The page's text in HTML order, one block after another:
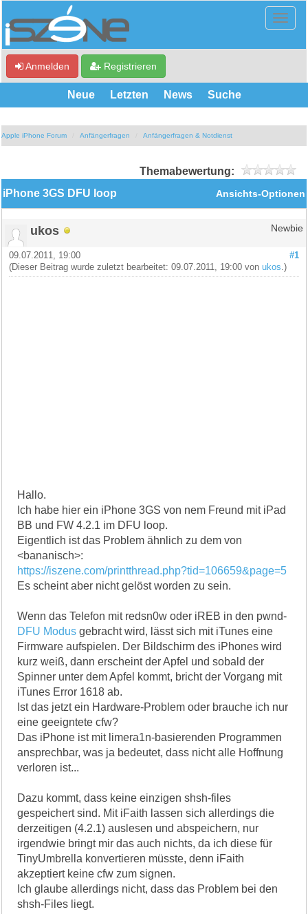
Anmelden Registrieren
Neue Letzten News Suche
Apple iPhone Forum Anfängerfragen Anfängerfragen & Notdienst
Themabewertung:
Ansichts-Optionen
iPhone 3GS DFU loop
ukos Newbie
#1
09.07.2011, 19:00
(Dieser Beitrag wurde zuletzt bearbeitet: 09.07.2011, 19:00 vonukos .)
Hallo.
Ich habe hier ein iPhone 3GS von nem Freund mit iPad
BB und FW 4.2.1 im DFU loop.
Eigentlich ist das Problem ähnlich zu dem von
<bananisch>:
https://iszene.com/printthread.php?tid=106659&page=5
Es scheint aber nicht gelöst worden zu sein.
Wenn das Telefon mit redsn0w oder iREB in den pwnd-
DFU Modus gebracht wird, lässt sich mit iTunes eine
Firmware aufspielen. Der Bildschirm des iPhones wird
kurz weiß, dann erscheint der Apfel und sobald der
Spinner unter dem Apfel kommt, bricht der Vorgang mit
iTunes Error 1618 ab.
Ist das jetzt ein Hardware-Problem oder brauche ich nur
eine geeigntete cfw?
Das iPhone ist mit limera1n-basierenden Programmen
ansprechbar, was ja bedeutet, dass nicht alle Hoffnung
verloren ist...
Dazu kommt, dass keine einzigen shsh-files
gespeichert sind. Mit iFaith lassen sich allerdings die
derzeitigen (4.2.1) auslesen und abspeichern, nur
irgendwie bringt mir das auch nichts, da ich diese für
TinyUmbrella konvertieren müsste, denn iFaith
akzeptiert keine cfw zum signen.
Ich glaube allerdings nicht, dass das Problem bei den
shsh-Files liegt.